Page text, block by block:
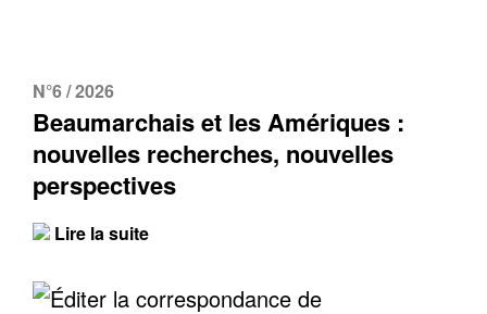
N°6 / 2026
Beaumarchais et les Amériques :
nouvelles recherches, nouvelles
perspectives
Lire la suite